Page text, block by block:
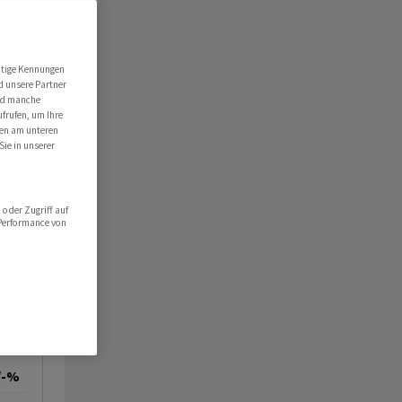
%
Kennungen
unsere Partner
manche
um Ihre
am unteren
in unserer
oder Zugriff auf
von